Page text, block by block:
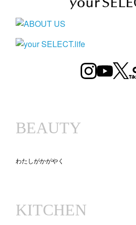
BEAUTY
わたしがかがやく
コスメ
KITCHEN